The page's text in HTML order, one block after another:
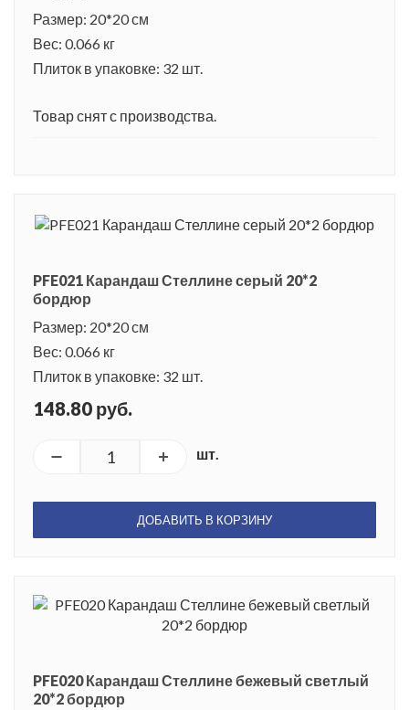
Размер: 20*20 см
Вес: 0.066 кг
Плиток в упаковке: 32 шт.
Товар снят с производства.
PFE021 Карандаш Стеллине серый 20*2
бордюр
Размер: 20*20 см
Вес: 0.066 кг
Плиток в упаковке: 32 шт.
148.80 руб.
шт.
ДОБАВИТЬ В КОРЗИНУ
PFE020 Карандаш Стеллине бежевый светлый
20*2 бордюр